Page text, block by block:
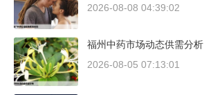
2026-08-08 04:39:02
福州中药市场动态供需分析
2026-08-05 07:13:01